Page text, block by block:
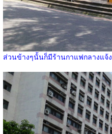
ส่วนข้างๆนั้นก็มีร้านกาแฟกลางแจ้ง